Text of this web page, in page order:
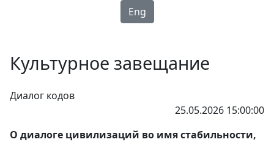
Eng
Культурное завещание
Диалог кодов
25.05.2026 15:00:00
О диалоге цивилизаций во имя стабильности,